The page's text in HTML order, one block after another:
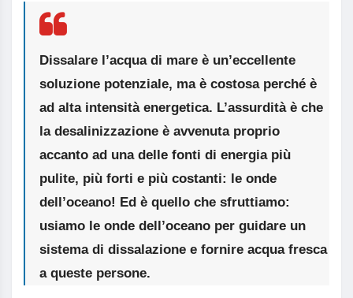
Dissalare l’acqua di mare è un’eccellente
soluzione potenziale, ma è costosa perché è
ad alta intensità energetica. L’assurdità è che
la desalinizzazione è avvenuta proprio
accanto ad una delle fonti di energia più
pulite, più forti e più costanti: le onde
dell’oceano! Ed è quello che sfruttiamo:
usiamo le onde dell’oceano per guidare un
sistema di dissalazione e fornire acqua fresca
a queste persone.